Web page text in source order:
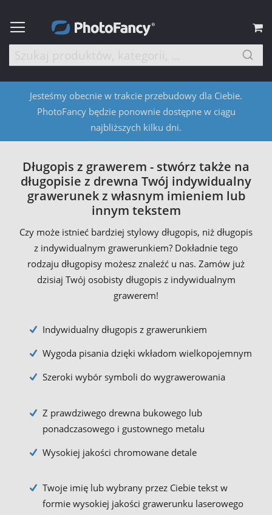
Jesteśmy obecnie w trakcie przebudowy dla Ciebie.
PhotoFancy będzie ponownie dostępne w ciągu
najbliższych kilku dni.
Długopis z grawerem - stwórz także na
długopisie z drewna Twój indywidualny
grawerunek z własnym imieniem lub
innym tekstem
Czy może istnieć bardziej stylowy długopis, niż długopis
z indywidualnym grawerunkiem? Dokładnie tego
rodzaju długopisy możesz znaleźć u nas. Zamów już
dzisiaj Twój osobisty długopis z indywidualnym
grawerem!
Indywidualny długopis z grawerunkiem
Wygoda pisania dzięki wkładom wielkopojemnym
Szeroki wybór symboli do wygrawerowania
Z prawdziwego drewna bukowego lub
ponadczasowego i gustownego metalu
Wysokiej jakości chromowane detale
Twoje imię lub wybrany przez Ciebie tekst w
formie wysokiej jakości grawerunku laserowego